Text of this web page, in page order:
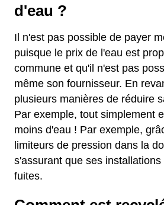
d'eau ?
Il n'est pas possible de payer
puisque le prix de l'eau est
commune et qu'il n'est pas
même son fournisseur. En
plusieurs manières de réduire
Par exemple, tout simplement
moins d'eau ! Par exemple,
limiteurs de pression dans la
s'assurant que ses
fuites.